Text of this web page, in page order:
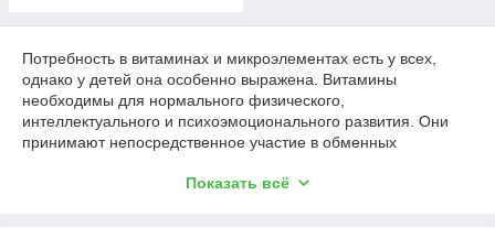
Потребность в витаминах и микроэлементах есть у всех,
однако у детей она особенно выражена. Витамины
необходимы для нормального физического,
интеллектуального и психоэмоционального развития. Они
принимают непосредственное участие в обменных
организма. Одни вещества организм способен вырабатывать
Показать всё